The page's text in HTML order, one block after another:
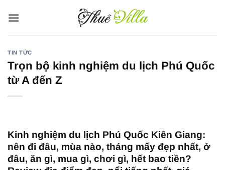
qua
TIN TỨC
Trọn bộ kinh nghiệm du lịch Phú Quốc
từ A đến Z
Kinh nghiệm du lịch Phú Quốc Kiên Giang:
nên đi đâu, mùa nào, tháng mấy đẹp nhất, ở
đâu, ăn gì, mua gì, chơi gì, hết bao tiền?